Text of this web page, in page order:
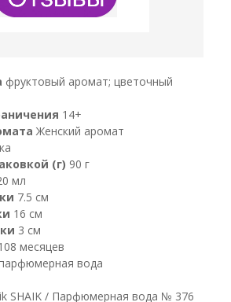
фруктовый аромат; цветочный
14+
Женский аромат
(г) 90 г
мл
7.5 см
16 см
3 см
месяцев
вода
SHAIK / Парфюмерная вода № 376